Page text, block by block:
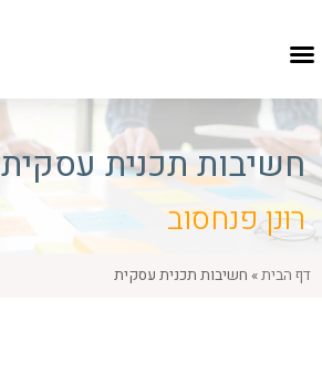
חשיבות תכנית עסקית
רונן פנחסוב
דף הבית» חשיבות תכנית עסקית